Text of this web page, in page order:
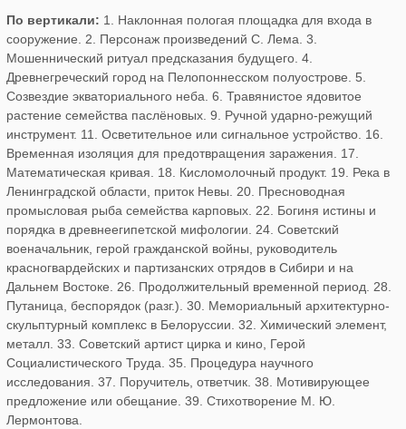
По вертикали: 1. Наклонная пологая площадка для входа в
сооружение. 2. Персонаж произведений С. Лема. 3.
Мошеннический ритуал предсказания будущего. 4.
Древнегреческий город на Пелопоннесском полуострове. 5.
Созвездие экваториального неба. 6. Травянистое ядовитое
растение семейства паслёновых. 9. Ручной ударно-режущий
инструмент. 11. Осветительное или сигнальное устройство. 16.
Временная изоляция для предотвращения заражения. 17.
Математическая кривая. 18. Кисломолочный продукт. 19. Река в
Ленинградской области, приток Невы. 20. Пресноводная
промысловая рыба семейства карповых. 22. Богиня истины и
порядка в древнеегипетской мифологии. 24. Советский
военачальник, герой гражданской войны, руководитель
красногвардейских и партизанских отрядов в Сибири и на
Дальнем Востоке. 26. Продолжительный временной период. 28.
Путаница, беспорядок (разг.). 30. Мемориальный архитектурно-
скульптурный комплекс в Белоруссии. 32. Химический элемент,
металл. 33. Советский артист цирка и кино, Герой
Социалистического Труда. 35. Процедура научного
исследования. 37. Поручитель, ответчик. 38. Мотивирующее
предложение или обещание. 39. Стихотворение М. Ю.
Лермонтова.